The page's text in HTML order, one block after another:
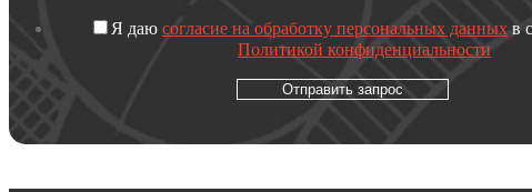
Я даю согласие на обработку персональных данных в
Политикой конфиденциальности
Отправить запрос